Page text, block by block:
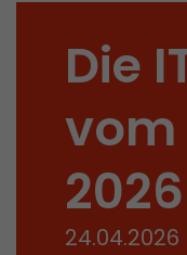
Die
vom
24.04.2026